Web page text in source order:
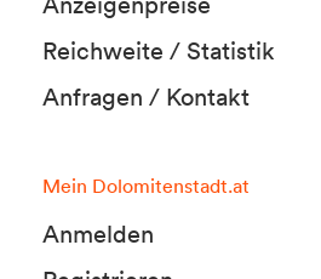
Reichweite / Statistik
Anfragen / Kontakt
Mein Dolomitenstadt.at
Anmelden